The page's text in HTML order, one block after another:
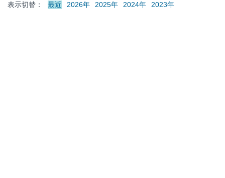
表示切替：
最近 2026年 2025年 2024年 2023年